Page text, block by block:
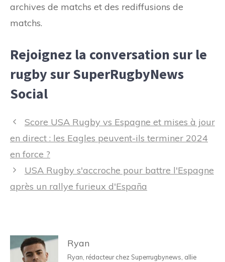
archives de matchs et des rediffusions de
matchs.
Rejoignez la conversation sur le
rugby sur SuperRugbyNews
Social
Navigation
des
Score USA Rugby vs Espagne et mises à jour
en direct : les Eagles peuvent-ils terminer 2024
en force ?
USA Rugby s'accroche pour battre l'Espagne
après un rallye furieux d'España
Ryan
Ryan, rédacteur chez Superrugbynews, allie